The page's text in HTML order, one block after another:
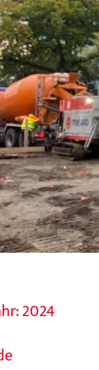
2024